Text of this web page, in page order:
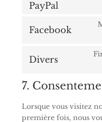
PayPal
Facebook
Divers
7.
Lorsque vous visitez
première fois, nous